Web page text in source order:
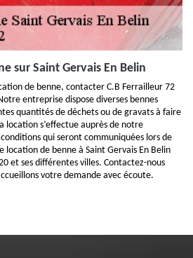
sur Saint Gervais En Belin
de benne, contacter C.B Ferrailleur 72
entreprise dispose diverses bennes
quantités de déchets ou de gravats à faire
location s’effectue auprès de notre
qui seront communiquées lors de
location de benne à Saint Gervais En Belin
et ses différentes villes. Contactez-nous
votre demande avec écoute.